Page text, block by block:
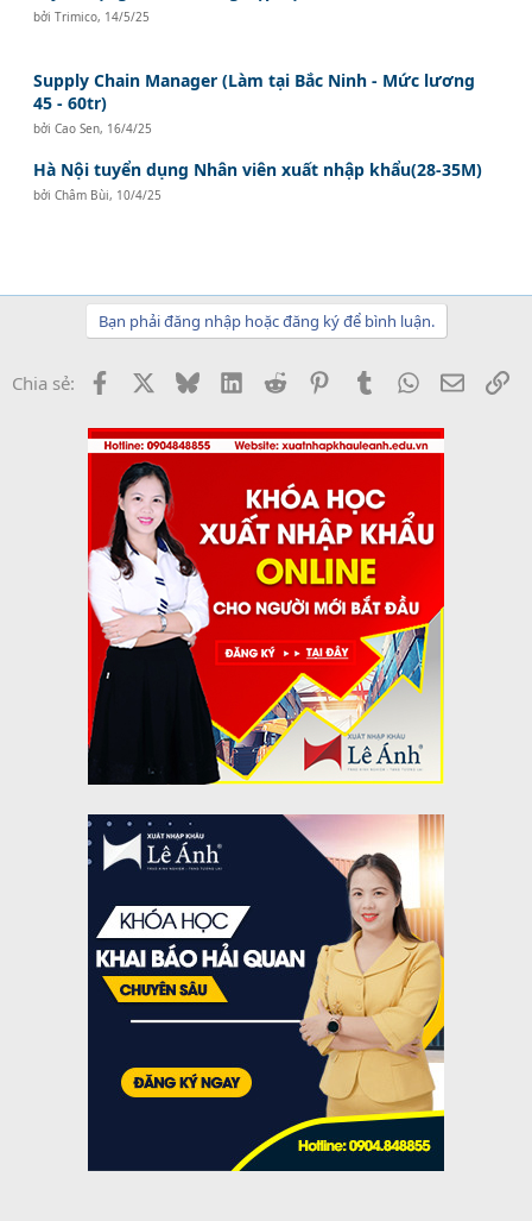
bởiTrimico, 14/5/25
Supply Chain Manager (Làm tại Bắc Ninh - Mức lương
45 - 60tr)
bởiCao Sen, 16/4/25
Hà Nội tuyển dụng Nhân viên xuất nhập khẩu(28-35M)
bởiChâm Bùi, 10/4/25
Bạn phải đăng nhập hoặc đăng ký để bình luận.
Chia sẻ: Facebook BlueskyLinkedInReddit PinterestTumblrWhatsApp
Email